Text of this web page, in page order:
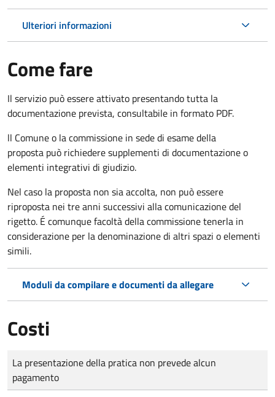
Ulteriori informazioni
Come fare
Il servizio può essere attivato presentando tutta la
documentazione prevista, consultabile in formato PDF.
ll Comune o la commissione in sede di esame della
proposta può richiedere supplementi di documentazione o
elementi integrativi di giudizio.
Nel caso la proposta non sia accolta, non può essere
riproposta nei tre anni successivi alla comunicazione del
rigetto. É comunque facoltà della commissione tenerla in
considerazione per la denominazione di altri spazi o elementi
simili.
Moduli da compilare e documenti da allegare
Costi
Tipo di pagamento
Importo
La presentazione della pratica non prevede alcun
pagamento